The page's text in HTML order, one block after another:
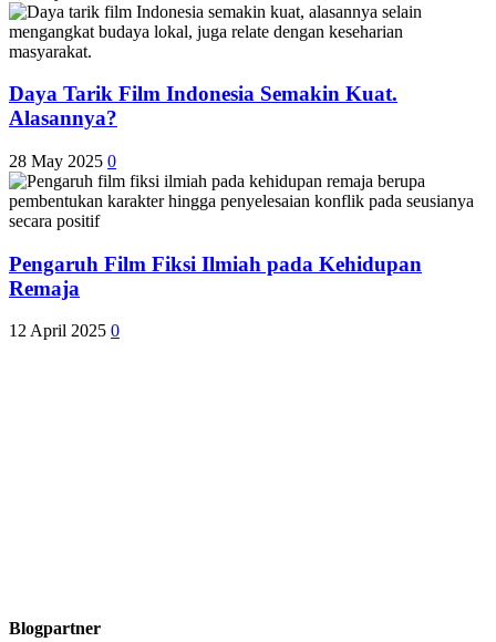
Daya Tarik Film Indonesia Semakin Kuat.
Alasannya?
28 May 2025 0
Pengaruh Film Fiksi Ilmiah pada Kehidupan
Remaja
12 April 2025 0
Blogpartner